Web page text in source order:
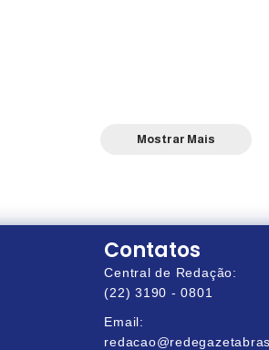
Mostrar Mais
Contatos
Central de Redação:
(22) 3190 - 0801
Email: